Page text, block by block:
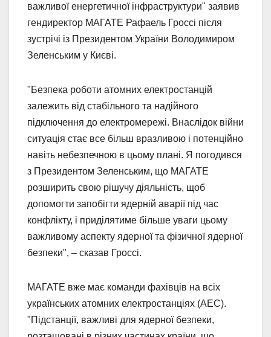
важливої енергетичної інфраструктури" заявив
гендиректор МАГАТЕ Рафаель Гроссі після
зустрічі із Президентом України Володимиром
Зеленським у Києві.
"Безпека роботи атомних електростанцій
залежить від стабільного та надійного
підключення до електромережі. Внаслідок війни
ситуація стає все більш вразливою і потенційно
навіть небезпечною в цьому плані. Я погодився
з Президентом Зеленським, що МАГАТЕ
розширить свою рішучу діяльність, щоб
допомогти запобігти ядерній аварії під час
конфлікту, і приділятиме більше уваги цьому
важливому аспекту ядерної та фізичної ядерної
безпеки", – сказав Гроссі.
МАГАТЕ вже має команди фахівців на всіх
українських атомних електростанціях (АЕС).
"Підстанції, важливі для ядерної безпеки,